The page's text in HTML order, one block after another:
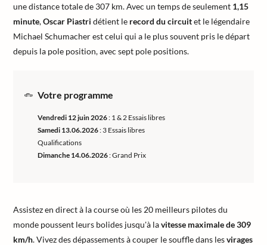
une distance totale de 307 km. Avec un temps de seulement 1,15
minute,Oscar Piastri détient le record du circuitet le légendaire
Michael Schumacher est celui qui a le plus souvent pris le départ
depuis la pole position, avec sept pole positions.
Votre programme
Vendredi 12 juin 2026: 1 & 2 Essais libres
Samedi 13.06.2026: 3 Essais libres
Qualifications
Dimanche 14.06.2026: Grand Prix
Assistez en direct à la course où les 20 meilleurs pilotes du
monde poussent leurs bolides jusqu'à lavitesse maximale de 309
km/h. Vivez des dépassements à couper le souffle dans lesvirages